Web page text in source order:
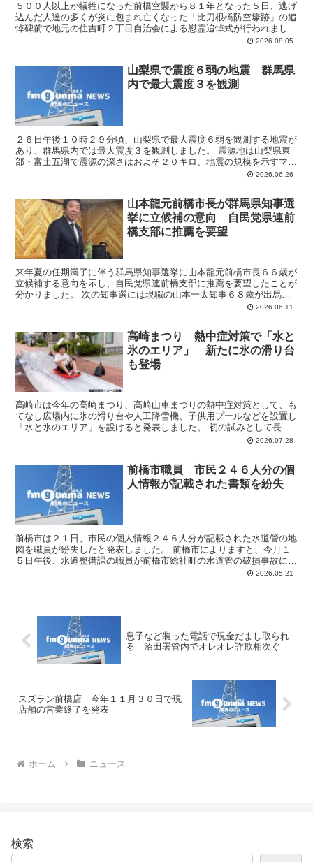
５００人以上が犠牲になった前橋空襲から８１年となった５日、逃げ
込んだ人達の多くが炎に包まれ亡くなった「比刀根橋防空壕跡」の追
悼碑前で地元の住吉町２丁目自治会による慰霊追悼式が行われまし
た。 前橋空襲は１９４５年８月５日の深夜から翌日６日未明...2026.08.05
山梨県で震度６弱の地震 群馬県
内で最大震度３を観測
２６日午後１０時２９分頃、山梨県で最大震度６弱を観測する地震が
あり、群馬県内では最大震度３を観測しました。 震源地は山梨県東
部・富士五湖で震源の深さはおよそ２０キロ、地震の規模を示すマグ
ニチュードは５．６と推定されています。 この地震で群馬...2026.06.26
山本龍元前橋市長が群馬県知事選
挙に立候補の意向 自民党県連前
橋支部に推薦を要望
来年夏の任期満了に伴う群馬県知事選挙に山本龍元前橋市長６６歳が
立候補する意向を示し、自民党県連前橋支部に推薦を要望したことが
分かりました。 次の知事選には現職の山本一太知事６８歳が出馬を
表明し、自民党県連高崎支部に推薦要望書を提出しており「...2026.06.11
高崎まつり 熱中症対策で「水と
氷のエリア」 新たに氷の滑り台
も登場
高崎市は今年の高崎まつり、高崎山車まつりの熱中症対策として、も
てなし広場内に氷の滑り台や人工降雪機、子供用プールなどを設置し
「水と氷のエリア」を設けると発表しました。 初の試みとして長さ
５～６ｍの氷の上をそりで滑る「氷の滑り台」を２台設置す...2026.07.28
前橋市職員 市民２４６人分の個
人情報が記載された書類を紛失
前橋市は２１日、市民の個人情報２４６人分が記載された水道管の地
図を職員が紛失したと発表しました。 前橋市によりますと、今月１
５日午後、水道整備課の職員が前橋市総社町の水道管の破損事故に緊
急対応するため、水道使用者の名前や住所などが記載された...2026.05.21
息子など装った電話で現金だまし取られ
る 沼田署管内でオレオレ詐欺相次ぐ
スズラン前橋店 今年１１月３０日で現
店舗の営業終了を発表
ホーム ニュース
検索